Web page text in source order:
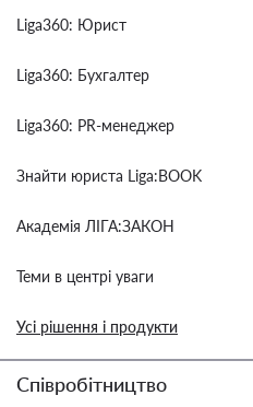
Liga360: Юрист
Liga360: Бухгалтер
Liga360: PR-менеджер
Знайти юриста Liga:BOOK
Академія ЛІГА:ЗАКОН
Теми в центрі уваги
Усі рішення і продукти
Співробітництво